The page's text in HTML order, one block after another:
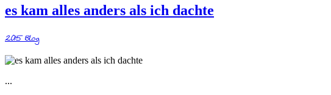
es kam alles anders als ich dachte
2015Blog
...